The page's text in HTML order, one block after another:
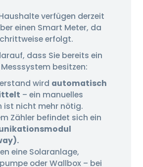
verfügen derzeit
einen Smart Meter, da
erfolgt.
dass Sie bereits ein
besitzen:
wird automatisch
– ein manuelles
ist nicht mehr nötig.
Zähler befindet sich ein
eine Solaranlage,
oder Wallbox – bei